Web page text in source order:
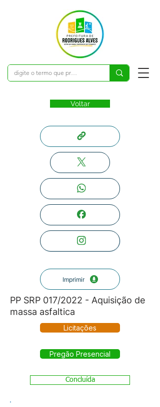
Voltar
Imprimir
PP SRP 017/2022 - Aquisição de
massa asfaltica
Licitações
Pregão Presencial
Concluída